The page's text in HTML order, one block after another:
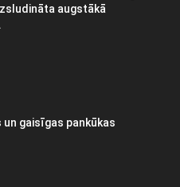
augstākā
gaisīgas pankūkas